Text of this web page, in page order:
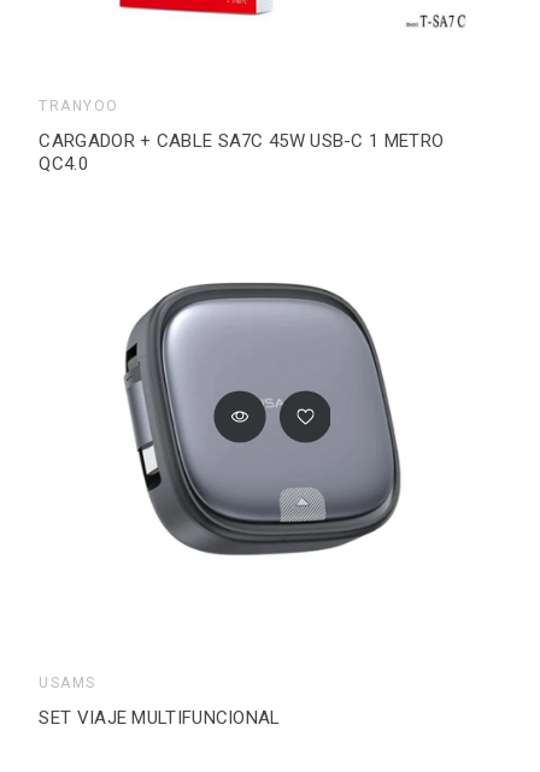
TRANYOO
CARGADOR + CABLE SA7C 45W USB-C 1 METRO
QC4.0
USAMS
SET VIAJE MULTIFUNCIONAL